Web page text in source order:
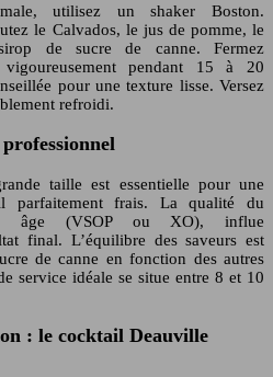
utilisez un shaker Boston.
le Calvados, le jus de pomme, le
de sucre de canne. Fermez
vigoureusement pendant 15 à 20
pour une texture lisse. Versez
refroidi.
taille est essentielle pour une
parfaitement frais. La qualité du
âge (VSOP ou XO), influe
final. L’équilibre des saveurs est
de canne en fonction des autres
service idéale se situe entre 8 et 10
: le cocktail Deauville